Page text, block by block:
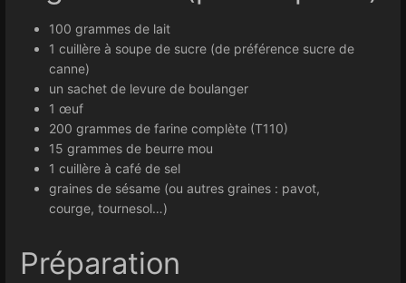
100 grammes de lait
1 cuillère à soupe de sucre (de préférence sucre de
canne)
un sachet de levure de boulanger
1 œuf
200 grammes de farine complète (T110)
15 grammes de beurre mou
1 cuillère à café de sel
graines de sésame (ou autres graines : pavot,
courge, tournesol…)
Préparation